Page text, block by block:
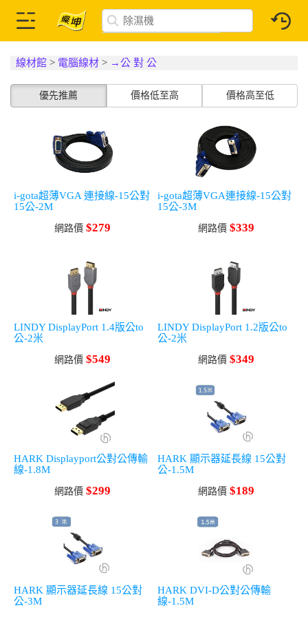
線材館 > 電腦線材 > →公 對 公
優先推薦 價格低至高 價格高至低
i-gota超薄VGA 連接線-15公對
15公-2M
網路價 $279
i-gota超薄VGA連接線-15公對
15公-3M
網路價 $339
LINDY DisplayPort 1.4版公to
公-2米
網路價 $549
LINDY DisplayPort 1.2版公to
公-2米
網路價 $349
HARK Displayport公對公傳輸
線-1.8M
網路價 $299
HARK 顯示器延長線 15公對
公-1.5M
網路價 $189
HARK 顯示器延長線 15公對
公-3M
HARK DVI-D公對公傳輸
線-1.5M